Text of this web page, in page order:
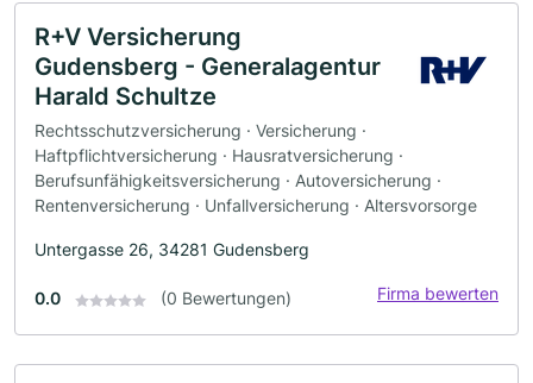
R+V Versicherung
Gudensberg - Generalagentur
Harald Schultze
Rechtsschutzversicherung · Versicherung ·
Haftpflichtversicherung · Hausratversicherung ·
Berufsunfähigkeitsversicherung · Autoversicherung ·
Rentenversicherung · Unfallversicherung · Altersvorsorge
Untergasse 26, 34281 Gudensberg
0.0 (0 Bewertungen) Firma bewerten